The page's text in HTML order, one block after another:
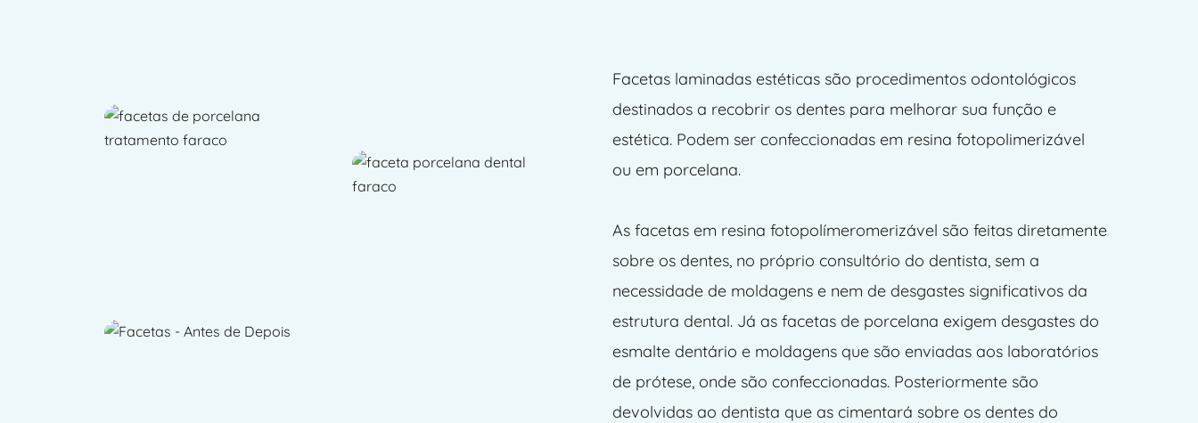
Facetas laminadas estéticas são procedimentos odontológicos
destinados a recobrir os dentes para melhorar sua função e
estética. Podem ser confeccionadas em resina fotopolimerizável
ou em porcelana.
As facetas em resina fotopolímeromerizável são feitas diretamente
sobre os dentes, no próprio consultório do dentista, sem a
necessidade de moldagens e nem de desgastes significativos da
estrutura dental. Já as facetas de porcelana exigem desgastes do
esmalte dentário e moldagens que são enviadas aos laboratórios
de prótese, onde são confeccionadas. Posteriormente são
devolvidas ao dentista que as cimentará sobre os dentes do